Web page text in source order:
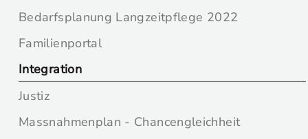
Bedarfsplanung Langzeitpflege 2022
Familienportal
Integration
Justiz
Massnahmenplan - Chancengleichheit